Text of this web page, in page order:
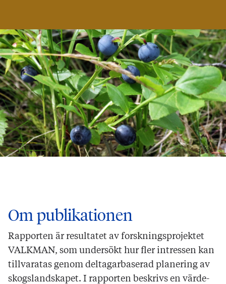
Om publikationen
Rapporten är resultatet av forskningsprojektet
VALKMAN, som undersökt hur fler intressen kan
tillvaratas genom deltagarbaserad planering av
skogslandskapet. I rapporten beskrivs en värde-